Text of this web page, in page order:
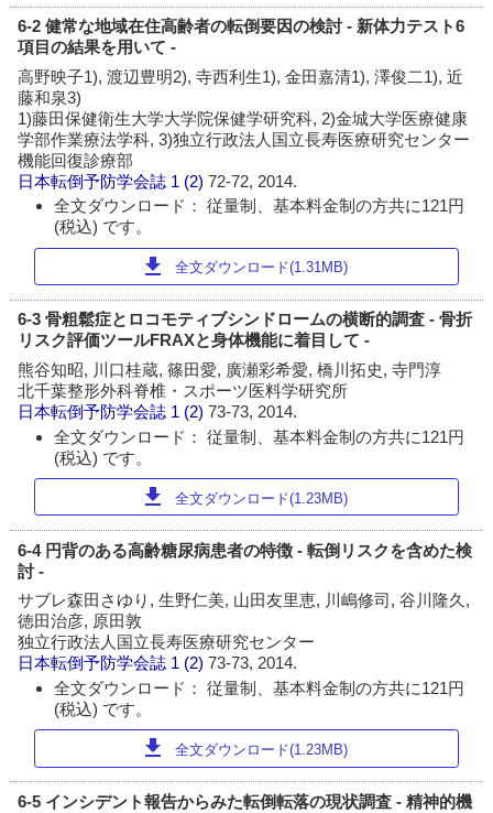
6-2 健常な地域在住高齢者の転倒要因の検討 - 新体力テスト6
項目の結果を用いて -
高野映子1), 渡辺豊明2), 寺西利生1), 金田嘉清1), 澤俊二1), 近
藤和泉3)
1)藤田保健衛生大学大学院保健学研究科, 2)金城大学医療健康
学部作業療法学科, 3)独立行政法人国立長寿医療研究センター
機能回復診療部
日本転倒予防学会誌 1 (2)72-72, 2014.
全文ダウンロード： 従量制、基本料金制の方共に121円
(税込) です。
download 全文ダウンロード(1.31MB)
6-3 骨粗鬆症とロコモティブシンドロームの横断的調査 - 骨折
リスク評価ツールFRAXと身体機能に着目して -
熊谷知昭, 川口桂蔵, 篠田愛, 廣瀬彩希愛, 橋川拓史, 寺門淳
北千葉整形外科脊椎・スポーツ医料学研究所
日本転倒予防学会誌 1 (2)73-73, 2014.
全文ダウンロード： 従量制、基本料金制の方共に121円
(税込) です。
download 全文ダウンロード(1.23MB)
6-4 円背のある高齢糖尿病患者の特徴 - 転倒リスクを含めた検
討 -
サブレ森田さゆり, 生野仁美, 山田友里恵, 川嶋修司, 谷川隆久,
徳田治彦, 原田敦
独立行政法人国立長寿医療研究センター
日本転倒予防学会誌 1 (2)73-73, 2014.
全文ダウンロード： 従量制、基本料金制の方共に121円
(税込) です。
download 全文ダウンロード(1.23MB)
6-5 インシデント報告からみた転倒転落の現状調査 - 精神的機